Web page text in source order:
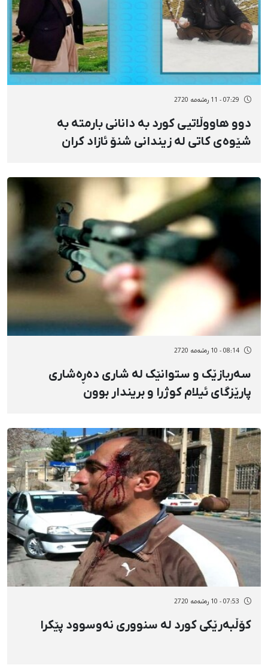
07:29 - 11 رەشەمه 2720
دوو هاووڵاتیی کورد بە دانانی بارمتە بە
شێوەی کاتی لە زیندانی شنۆ ئازاد کران
08:14 - 10 رەشەمه 2720
سەربازێک و ستوانێک لە شاری دەڕەشاری
پارێزگای ئیلام کوژرا و بریندار بوون
07:53 - 10 رەشەمه 2720
کۆڵبەرێکی کورد لە سنووری نەوسوود پێکرا